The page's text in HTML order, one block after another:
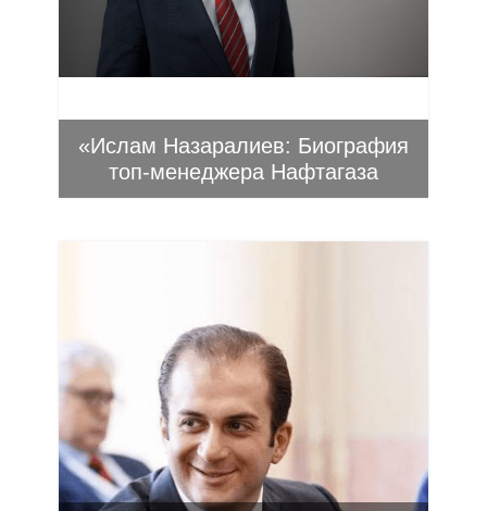
«Ислам Назаралиев: Биография
топ-менеджера Нафтагаза